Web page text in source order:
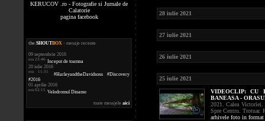
KERUCOV .ro - Fotografie si Jurnale de
Calatorie
pagina facebook
the.SHOUTBOX - mesaje recente
09 septembrie 2016
ora 23:46 Inceput de toamna
20 iulie 2016
ora 11:31
#HarleyandtheDavidsons #Discovery
#2016
01 aprilie 2016
ora 02:15 Velodromul Dinamo
toate mesajele aici
28 iulie 2021
27 iulie 2021
26 iulie 2021
25 iulie 2021
VIDEOCLIP:
CU
BANEASA -
2021. Calea Victoriei.
Spre Centru. Trotuar.
arhivele foto in format